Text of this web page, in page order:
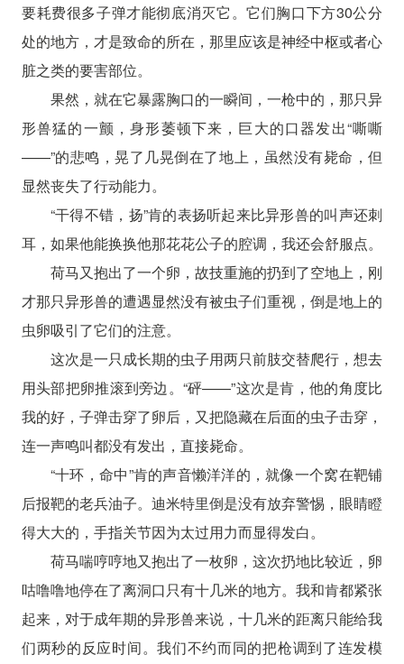
要耗费很多子弹才能彻底消灭它。它们胸口下方30公分
处的地方，才是致命的所在，那里应该是神经中枢或者心
脏之类的要害部位。
果然，就在它暴露胸口的一瞬间，一枪中的，那只异
形兽猛的一颤，身形萎顿下来，巨大的口器发出“嘶嘶
——”的悲鸣，晃了几晃倒在了地上，虽然没有毙命，但
显然丧失了行动能力。
“干得不错，扬”肯的表扬听起来比异形兽的叫声还刺
耳，如果他能换换他那花花公子的腔调，我还会舒服点。
荷马又抱出了一个卵，故技重施的扔到了空地上，刚
才那只异形兽的遭遇显然没有被虫子们重视，倒是地上的
虫卵吸引了它们的注意。
这次是一只成长期的虫子用两只前肢交替爬行，想去
用头部把卵推滚到旁边。“砰——”这次是肯，他的角度比
我的好，子弹击穿了卵后，又把隐藏在后面的虫子击穿，
连一声鸣叫都没有发出，直接毙命。
“十环，命中”肯的声音懒洋洋的，就像一个窝在靶铺
后报靶的老兵油子。迪米特里倒是没有放弃警惕，眼睛瞪
得大大的，手指关节因为太过用力而显得发白。
荷马喘哼哼地又抱出了一枚卵，这次扔地比较近，卵
咕噜噜地停在了离洞口只有十几米的地方。我和肯都紧张
起来，对于成年期的异形兽来说，十几米的距离只能给我
们两秒的反应时间。我们不约而同的把枪调到了连发模